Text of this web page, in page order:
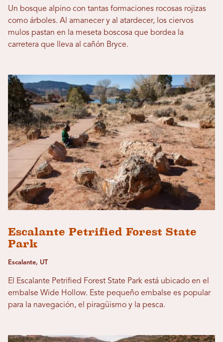
Un bosque alpino con tantas formaciones rocosas rojizas
como árboles. Al amanecer y al atardecer, los ciervos
mulos pastan en la meseta boscosa que bordea la
carretera que lleva al cañón Bryce.
Escalante Petrified Forest State
Park
Escalante, UT
El Escalante Petrified Forest State Park está ubicado en el
embalse Wide Hollow. Este pequeño embalse es popular
para la navegación, el piragüismo y la pesca.